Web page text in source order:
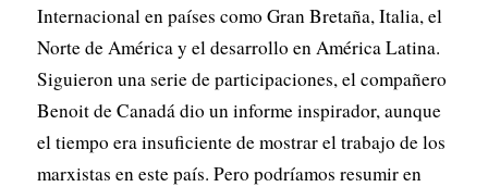
Internacional en países como Gran Bretaña, Italia, el
Norte de América y el desarrollo en América Latina.
Siguieron una serie de participaciones, el compañero
Benoit de Canadá dio un informe inspirador, aunque
el tiempo era insuficiente de mostrar el trabajo de los
marxistas en este país. Pero podríamos resumir en